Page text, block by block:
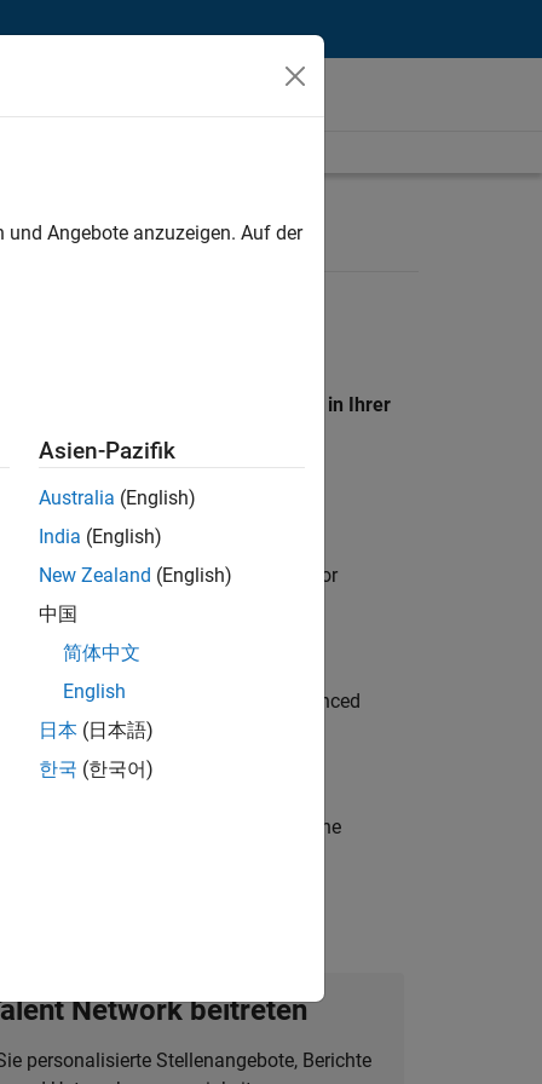
Standort, um alle Stellenangebote in Ihrer
MATLAB & Simulink workflows for
Energy technologies? Experienced
products and systems in the
Network beitreten
personalisierte Stellenangebote, Berichte
Angebote anzuzeigen. Auf der
Asien-Pazifik
Australia (English)
India (English)
New Zealand (English)
中国
简体中文
English
日本 (日本語)
한국 (한국어)